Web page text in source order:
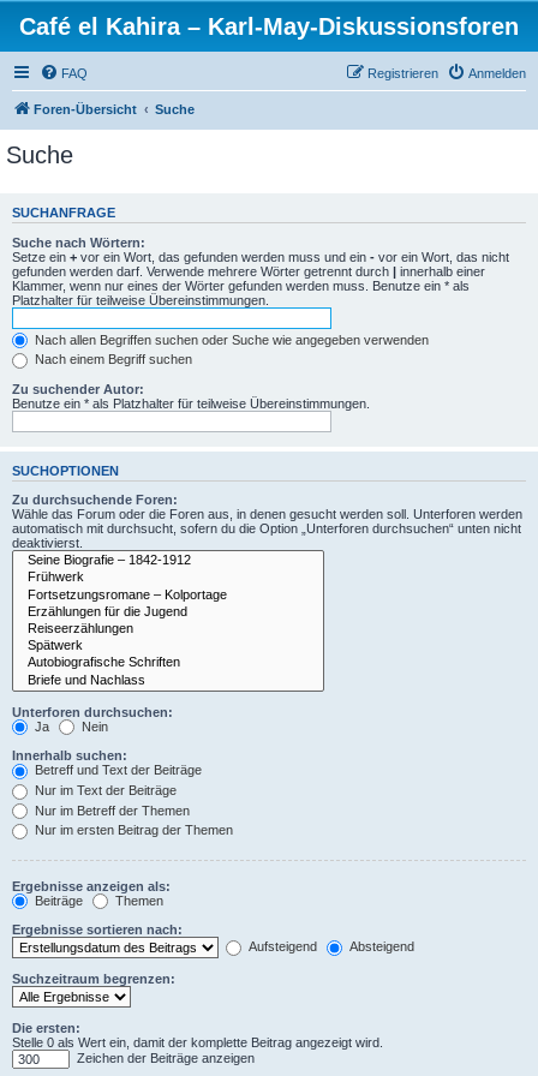
Café el Kahira – Karl-May-Diskussionsforen
FAQ Anmelden
Registrieren
Foren-Übersicht Suche
Suche
SUCHANFRAGE
Suche nach Wörtern:
Setze ein + vor ein Wort, das gefunden werden muss und ein - vor ein Wort, das nicht
gefunden werden darf. Verwende mehrere Wörter getrennt durch | innerhalb einer
Klammer, wenn nur eines der Wörter gefunden werden muss. Benutze ein * als
Platzhalter für teilweise Übereinstimmungen.
Nach allen Begriffen suchen oder Suche wie angegeben verwenden
Nach einem Begriff suchen
Zu suchender Autor:
Benutze ein * als Platzhalter für teilweise Übereinstimmungen.
SUCHOPTIONEN
Zu durchsuchende Foren:
Wähle das Forum oder die Foren aus, in denen gesucht werden soll. Unterforen werden
automatisch mit durchsucht, sofern du die Option „Unterforen durchsuchen“ unten nicht
deaktivierst.
Unterforen durchsuchen:
Ja
Nein
Innerhalb suchen:
Betreff und Text der Beiträge
Nur im Text der Beiträge
Nur im Betreff der Themen
Nur im ersten Beitrag der Themen
Ergebnisse anzeigen als:
Beiträge
Themen
Ergebnisse sortieren nach:
Aufsteigend
Absteigend
Suchzeitraum begrenzen:
Die ersten:
Stelle 0 als Wert ein, damit der komplette Beitrag angezeigt wird.
Zeichen der Beiträge anzeigen